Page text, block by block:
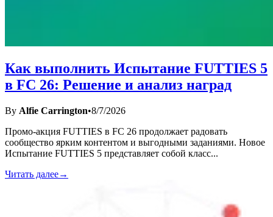
Как выполнить Испытание FUTTIES 5
в FC 26: Решение и анализ наград
By Alfie Carrington•8/7/2026
Промо-акция FUTTIES в FC 26 продолжает радовать
сообщество ярким контентом и выгодными заданиями. Новое
Испытание FUTTIES 5 представляет собой класс...
Читать далее→